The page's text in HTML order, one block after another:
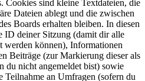
Cookies sind kleine Textdateien, die
Dateien ablegt und die zwischen
Boards erhalten bleiben. In diesen
ID deiner Sitzung (damit dir alle
werden können), Informationen
Beiträge (zur Markierung dieser als
du nicht angemeldet bist) sowie
Teilnahme an Umfragen (sofern du